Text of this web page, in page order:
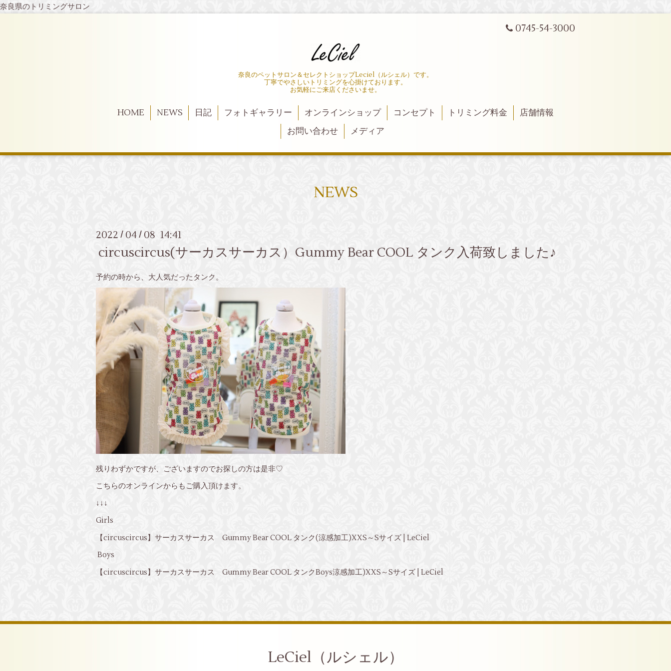
奈良県のトリミングサロン
0745-54-3000
奈良のペットサロン＆セレクトショップLeciel（ルシェル）です。
丁寧でやさしいトリミングを心掛けております。
お気軽にご来店くださいませ。
HOME NEWS 日記 フォトギャラリー オンラインショップ コンセプト トリミング料金
店舗情報
お問い合わせ
メディア
NEWS
2022 / 04 / 08 14:41
circuscircus(サーカスサーカス）Gummy Bear COOL タンク入荷致しました♪
予約の時から、大人気だったタンク。
残りわずかですが、ございますのでお探しの方は是非♡
こちらのオンラインからもご購入頂けます。
↓↓↓
Girls
【circuscircus】サーカスサーカス Gummy Bear COOL タンク(涼感加工)XXS～Sサイズ | LeCiel
Boys
【circuscircus】サーカスサーカス Gummy Bear COOL タンクBoys涼感加工)XXS～Sサイズ | LeCiel
LeCiel（ルシェル）